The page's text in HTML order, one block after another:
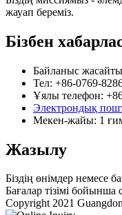
жауап береміз.
Бізбен
Байланыс
Тел: +86-0769-
Ұялы телефон:
Электрондық
Мекен-жайы: 1
Жазылу
Біздің өнімдер немесе
Бағалар тізімі бойынша
Copyright 2021